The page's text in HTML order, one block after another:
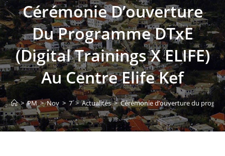
Cérémonie D’ouverture
Du Programme DTxE
(Digital Trainings X ELIFE)
Au Centre Elife Kef
> PM > Nov > 7 > Actualités > Cérémonie d’ouverture du